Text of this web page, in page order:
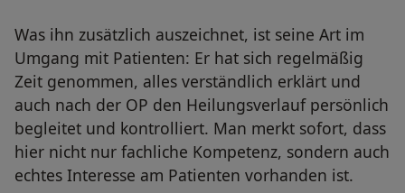
Was ihn zusätzlich auszeichnet, ist seine Art im
Umgang mit Patienten: Er hat sich regelmäßig
Zeit genommen, alles verständlich erklärt und
auch nach der OP den Heilungsverlauf persönlich
begleitet und kontrolliert. Man merkt sofort, dass
hier nicht nur fachliche Kompetenz, sondern auch
echtes Interesse am Patienten vorhanden ist.